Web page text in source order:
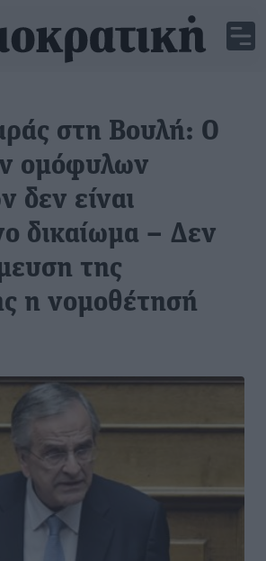
στη Βουλή: Ο
ομόφυλων
δεν είναι
δικαίωμα – Δεν
της
η νομοθέτησή